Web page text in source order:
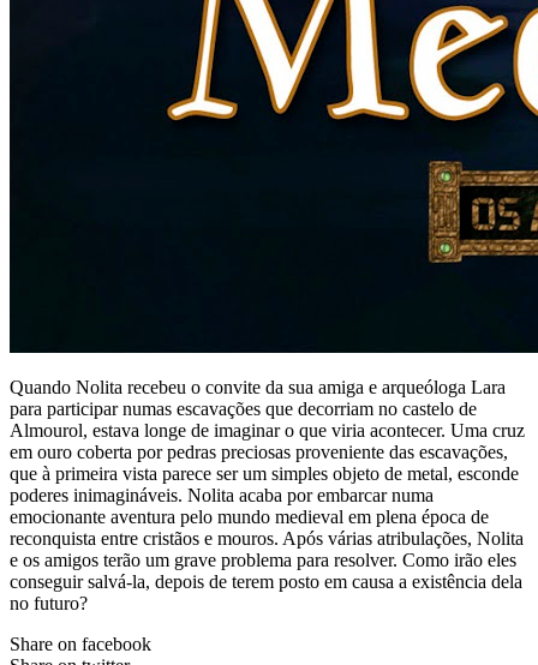
Quando Nolita recebeu o convite da sua amiga e arqueóloga Lara
para participar numas escavações que decorriam no castelo de
Almourol, estava longe de imaginar o que viria acontecer. Uma cruz
em ouro coberta por pedras preciosas proveniente das escavações,
que à primeira vista parece ser um simples objeto de metal, esconde
poderes inimagináveis. Nolita acaba por embarcar numa
emocionante aventura pelo mundo medieval em plena época de
reconquista entre cristãos e mouros. Após várias atribulações, Nolita
e os amigos terão um grave problema para resolver. Como irão eles
conseguir salvá-la, depois de terem posto em causa a existência dela
no futuro?
Share on facebook